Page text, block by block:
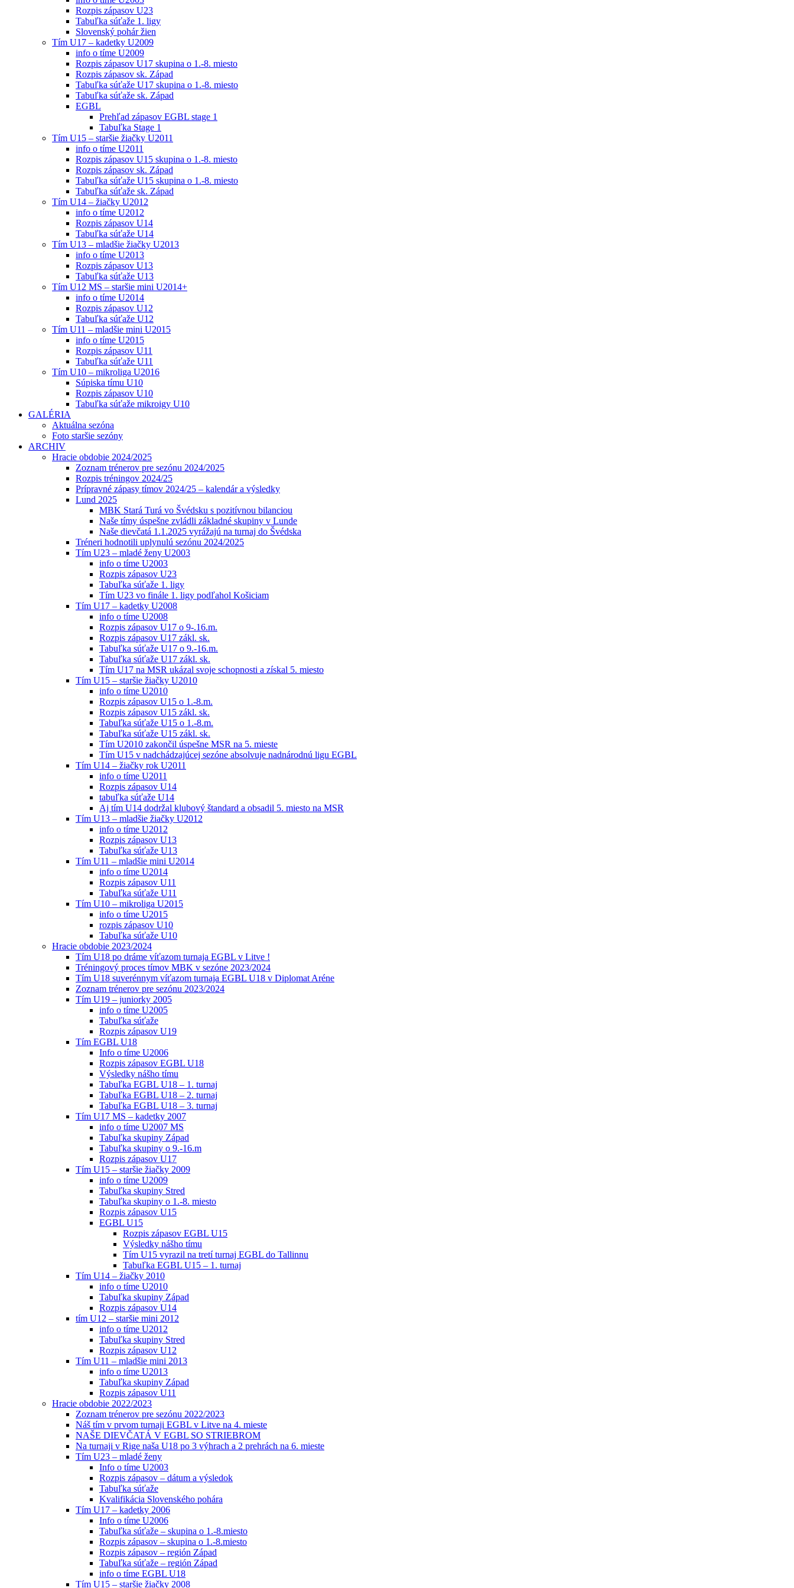
Rozpis zápasov U23
Tabuľka súťaže 1. ligy
Slovenský pohár žien
Tím U17 – kadetky U2009
info o tíme U2009
Rozpis zápasov U17 skupina o 1.-8. miesto
Rozpis zápasov sk. Západ
Tabuľka súťaže U17 skupina o 1.-8. miesto
Tabuľka súťaže sk. Západ
EGBL
Prehľad zápasov EGBL stage 1
Tabuľka Stage 1
Tím U15 – staršie žiačky U2011
info o tíme U2011
Rozpis zápasov U15 skupina o 1.-8. miesto
Rozpis zápasov sk. Západ
Tabuľka súťaže U15 skupina o 1.-8. miesto
Tabuľka súťaže sk. Západ
Tím U14 – žiačky U2012
info o tíme U2012
Rozpis zápasov U14
Tabuľka súťaže U14
Tím U13 – mladšie žiačky U2013
info o tíme U2013
Rozpis zápasov U13
Tabuľka súťaže U13
Tím U12 MS – staršie mini U2014+
info o tíme U2014
Rozpis zápasov U12
Tabuľka súťaže U12
Tím U11 – mladšie mini U2015
info o tíme U2015
Rozpis zápasov U11
Tabuľka súťaže U11
Tím U10 – mikroliga U2016
Súpiska tímu U10
Rozpis zápasov U10
Tabuľka súťaže mikroigy U10
GALÉRIA
Aktuálna sezóna
Foto staršie sezóny
ARCHIV
Hracie obdobie 2024/2025
Zoznam trénerov pre sezónu 2024/2025
Rozpis tréningov 2024/25
Prípravné zápasy tímov 2024/25 – kalendár a výsledky
Lund 2025
MBK Stará Turá vo Švédsku s pozitívnou bilanciou
Naše tímy úspešne zvládli základné skupiny v Lunde
Naše dievčatá 1.1.2025 vyrážajú na turnaj do Švédska
Tréneri hodnotili uplynulú sezónu 2024/2025
Tím U23 – mladé ženy U2003
info o tíme U2003
Rozpis zápasov U23
Tabuľka súťaže 1. ligy
Tím U23 vo finále 1. ligy podľahol Košiciam
Tím U17 – kadetky U2008
info o tíme U2008
Rozpis zápasov U17 o 9-.16.m.
Rozpis zápasov U17 zákl. sk.
Tabuľka súťaže U17 o 9.-16.m.
Tabuľka súťaže U17 zákl. sk.
Tím U17 na MSR ukázal svoje schopnosti a získal 5. miesto
Tím U15 – staršie žiačky U2010
info o tíme U2010
Rozpis zápasov U15 o 1.-8.m.
Rozpis zápasov U15 zákl. sk.
Tabuľka súťaže U15 o 1.-8.m.
Tabuľka súťaže U15 zákl. sk.
Tím U2010 zakončil úspešne MSR na 5. mieste
Tím U15 v nadchádzajúcej sezóne absolvuje nadnárodnú ligu EGBL
Tím U14 – žiačky rok U2011
info o tíme U2011
Rozpis zápasov U14
tabuľka súťaže U14
Aj tím U14 dodržal klubový štandard a obsadil 5. miesto na MSR
Tím U13 – mladšie žiačky U2012
info o tíme U2012
Rozpis zápasov U13
Tabuľka súťaže U13
Tím U11 – mladšie mini U2014
info o tíme U2014
Rozpis zápasov U11
Tabuľka súťaže U11
Tím U10 – mikroliga U2015
info o tíme U2015
rozpis zápasov U10
Tabuľka súťaže U10
Hracie obdobie 2023/2024
Tím U18 po dráme víťazom turnaja EGBL v Litve !
Tréningový proces tímov MBK v sezóne 2023/2024
Tím U18 suverénnym víťazom turnaja EGBL U18 v Diplomat Aréne
Zoznam trénerov pre sezónu 2023/2024
Tím U19 – juniorky 2005
info o tíme U2005
Tabuľka súťaže
Rozpis zápasov U19
Tím EGBL U18
Info o tíme U2006
Rozpis zápasov EGBL U18
Výsledky nášho tímu
Tabuľka EGBL U18 – 1. turnaj
Tabuľka EGBL U18 – 2. turnaj
Tabuľka EGBL U18 – 3. turnaj
Tím U17 MS – kadetky 2007
info o tíme U2007 MS
Tabuľka skupiny Západ
Tabuľka skupiny o 9.-16.m
Rozpis zápasov U17
Tím U15 – staršie žiačky 2009
info o tíme U2009
Tabuľka skupiny Stred
Tabuľka skupiny o 1.-8. miesto
Rozpis zápasov U15
EGBL U15
Rozpis zápasov EGBL U15
Výsledky nášho tímu
Tím U15 vyrazil na tretí turnaj EGBL do Tallinnu
Tabuľka EGBL U15 – 1. turnaj
Tím U14 – žiačky 2010
info o tíme U2010
Tabuľka skupiny Západ
Rozpis zápasov U14
tím U12 – staršie mini 2012
info o tíme U2012
Tabuľka skupiny Stred
Rozpis zápasov U12
Tím U11 – mladšie mini 2013
info o tíme U2013
Tabuľka skupiny Západ
Rozpis zápasov U11
Hracie obdobie 2022/2023
Zoznam trénerov pre sezónu 2022/2023
Náš tím v prvom turnaji EGBL v Litve na 4. mieste
NAŠE DIEVČATÁ V EGBL SO STRIEBROM
Na turnaji v Rige naša U18 po 3 výhrach a 2 prehrách na 6. mieste
Tím U23 – mladé ženy
Info o tíme U2003
Rozpis zápasov – dátum a výsledok
Tabuľka súťaže
Kvalifikácia Slovenského pohára
Tím U17 – kadetky 2006
Info o tíme U2006
Tabuľka súťaže – skupina o 1.-8.miesto
Rozpis zápasov – skupina o 1.-8.miesto
Rozpis zápasov – región Západ
Tabuľka súťaže – región Západ
info o tíme EGBL U18
Tím U15 – staršie žiačky 2008